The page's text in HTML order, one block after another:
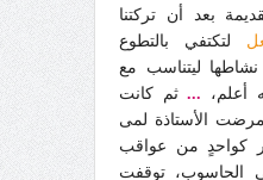
بعد أن تركتنا
لتكتفي بالتطوع
ليتناسب مع
أعلم، ...ثم كانت
مرضت الأستاذة لمى
كواحدٍ من عواقب
الحاسوب، توقفت